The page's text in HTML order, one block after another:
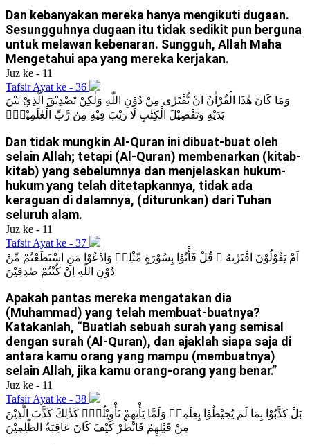
Dan kebanyakan mereka hanya mengikuti dugaan.
Sesungguhnya dugaan itu tidak sedikit pun berguna
untuk melawan kebenaran. Sungguh, Allah Maha
Mengetahui apa yang mereka kerjakan.
Juz ke - 11
Tafsir Ayat ke - 36
وَمَا كَانَ هٰذَا الْقُرْاٰنُ اَنْ يُّفْتَرٰى مِنْ دُوْنِ اللّٰهِ وَلٰكِنْ تَصْدِيْقَ الَّذِيْ بَيْنَ
يَدَيْهِ وَتَفْصِيْلَ الْكِتٰبِ لَا رَيْبَ فِيْهِ مِنْ رَّبِّ الْعٰلَمِيْنَۗ
Dan tidak mungkin Al-Quran ini dibuat-buat oleh
selain Allah; tetapi (Al-Quran) membenarkan (kitab-
kitab) yang sebelumnya dan menjelaskan hukum-
hukum yang telah ditetapkannya, tidak ada
keraguan di dalamnya, (diturunkan) dari Tuhan
seluruh alam.
Juz ke - 11
Tafsir Ayat ke - 37
اَمْ يَقُوْلُوْنَ افْتَرٰىهُ ۗ قُلْ فَأْتُوْا بِسُوْرَةٍ مِّثْلِهٖ وَادْعُوْا مَنِ اسْتَطَعْتُمْ مِّنْ
دُوْنِ اللّٰهِ اِنْ كُنْتُمْ صٰدِقِيْنَ
Apakah pantas mereka mengatakan dia
(Muhammad) yang telah membuat-buatnya?
Katakanlah, “Buatlah sebuah surah yang semisal
dengan surah (Al-Quran), dan ajaklah siapa saja di
antara kamu orang yang mampu (membuatnya)
selain Allah, jika kamu orang-orang yang benar.”
Juz ke - 11
Tafsir Ayat ke - 38
بَلْ كَذَّبُوْا بِمَا لَمْ يُحِيْطُوْا بِعِلْمِهٖ وَلَمَّا يَأْتِهِمْ تَأْوِيْلُهٗۗ كَذٰلِكَ كَذَّبَ الَّذِيْنَ
مِنْ قَبْلِهِمْ فَانْظُرْ كَيْفَ كَانَ عَاقِبَةُ الظّٰلِمِيْنَ